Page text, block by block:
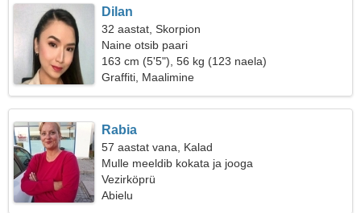
Dilan
32 aastat, Skorpion
Naine otsib paari
163 cm (5'5"), 56 kg (123 naela)
Graffiti, Maalimine
Rabia
57 aastat vana, Kalad
Mulle meeldib kokata ja jooga
Vezirköprü
Abielu